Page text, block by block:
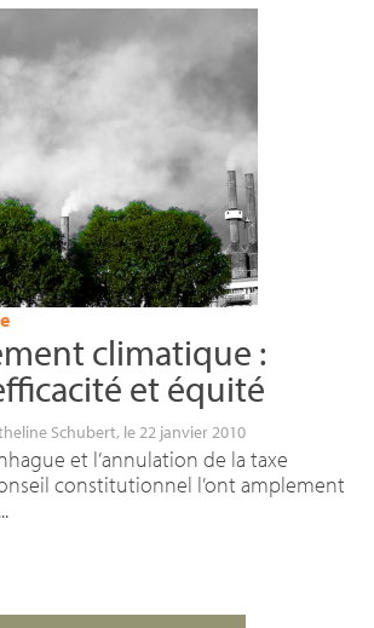
climatique :
et équité
Schubert, le 22 janvier 2010
et l’annulation de la taxe
constitutionnel l’ont amplement